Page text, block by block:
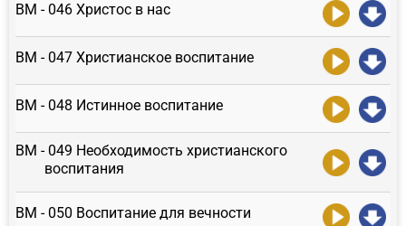
ВМ - 046 Христос в нас
ВМ - 047 Христианское воспитание
ВМ - 048 Истинное воспитание
ВМ - 049 Необходимость христианского
воспитания
ВМ - 050 Воспитание для вечности